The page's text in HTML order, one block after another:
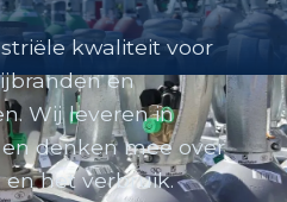
kwaliteit voor
en
Wij leveren in
denken mee over
het verbruik.